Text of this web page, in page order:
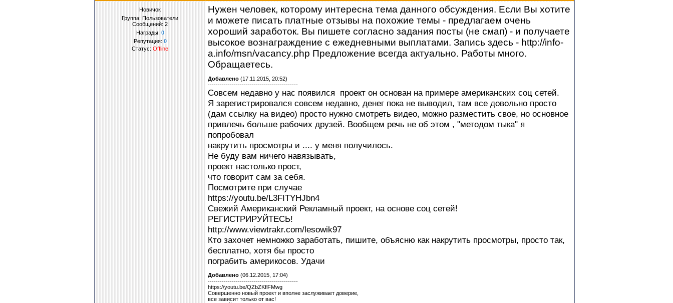
Новичок
Группа: Пользователи
Сообщений: 2
Награды: 0
Репутация: 0
Статус: Offline
Нужен человек, которому интересна тема данного обсуждения. Если Вы хотите
и можете писать платные отзывы на похожие темы - предлагаем очень
хороший заработок. Вы пишете согласно задания посты (не смап) - и получаете
высокое вознаграждение с ежедневными выплатами. Запись здесь - http://info-
a.info/msn/vacancy.php Предложение всегда актуально. Работы много.
Обращаетесь.
Добавлено (17.11.2015, 20:52)
---------------------------------------------
Совсем недавно у нас появился проект он основан на примере американских соц сетей.
Я зарегистрировался совсем недавно, денег пока не выводил, там все довольно просто
(дам ссылку на видео) просто нужно смотреть видео, можно разместить свое, но основное
привлечь больше рабочих друзей. Вообщем речь не об этом , "методом тыка" я
попробовал
накрутить просмотры и .... у меня получилось.
Не буду вам ничего навязывать,
проект настолько прост,
что говорит сам за себя.
Посмотрите при случае
https://youtu.be/L3FITYHJbn4
Свежий Американский Рекламный проект, на основе соц сетей!
РЕГИСТРИРУЙТЕСЬ!
http://www.viewtrakr.com/lesowik97
Кто захочет немножко заработать, пишите, объясню как накрутить просмотры, просто так,
бесплатно, хотя бы просто
пограбить америкосов. Удачи
Добавлено (06.12.2015, 17:04)
---------------------------------------------
https://youtu.be/QZbZKflFMwg
Совершенно новый проект и вполне заслуживает доверие,
все зависит только от вас!